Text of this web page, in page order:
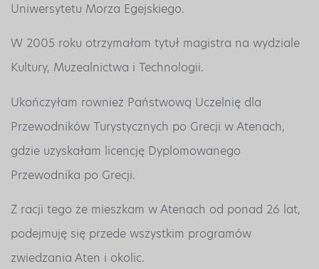
Uniwersytetu Morza Egejskiego.
W 2005 roku otrzymałam tytuł magistra na wydziale
Kultury, Muzealnictwa i Technologii.
Ukończyłam rownież Państwową Uczelnię dla
Przewodników Turystycznych po Grecji w Atenach,
gdzie uzyskałam licencję Dyplomowanego
Przewodnika po Grecji.
Z racji tego że mieszkam w Atenach od ponad 26 lat,
podejmuję się przede wszystkim programów
zwiedzania Aten i okolic.